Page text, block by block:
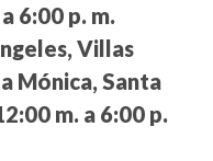
6:00 p. m.
Villas
Mónica, Santa
m. a 6:00 p.